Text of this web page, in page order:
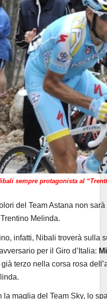
sempre protagonista al
del Team Astana non
Melinda.
infatti, Nibali troverà sulla
per il Giro d’Italia:
terzo nella corsa rosa
la maglia del Team Sky, lo